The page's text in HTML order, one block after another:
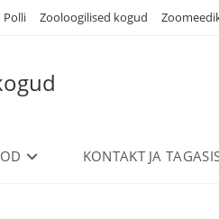
Polli Zooloogilised kogud
KONTAKT JA